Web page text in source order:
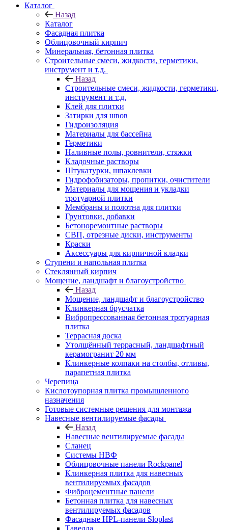
Каталог
Назад
Каталог
Фасадная плитка
Облицовочный кирпич
Минеральная, бетонная плитка
Строительные смеси, жидкости, герметики,
инструмент и т.д.
Назад
Строительные смеси, жидкости, герметики,
инструмент и т.д.
Клей для плитки
Затирки для швов
Гидроизоляция
Материалы для бассейна
Герметики
Наливные полы, ровнители, стяжки
Кладочные растворы
Штукатурки, шпаклевки
Гидрофобизаторы, пропитки, очистители
Материалы для мощения и укладки
тротуарной плитки
Мембраны и полотна для плитки
Грунтовки, добавки
Бетоноремонтные растворы
СВП, отрезные диски, инструменты
Краски
Аксессуары для кирпичной кладки
Ступени и напольная плитка
Cтеклянный кирпич
Мощение, ландшафт и благоустройство
Назад
Мощение, ландшафт и благоустройство
Клинкерная брусчатка
Вибропрессованная бетонная тротуарная
плитка
Террасная доска
Утолщённый террасный, ландшафтный
керамогранит 20 мм
Клинкерные колпаки на столбы, отливы,
парапетная плитка
Черепица
Кислотоупорная плитка промышленного
назначения
Готовые системные решения для монтажа
Навесные вентилируемые фасады
Назад
Навесные вентилируемые фасады
Сланец
Системы НВФ
Облицовочные панели Rockpanel
Клинкерная плитка для навесных
вентилируемых фасадов
Фиброцементные панели
Бетонная плитка для навесных
вентилируемых фасадов
Фасадные HPL-панели Sloplast
Тавелла